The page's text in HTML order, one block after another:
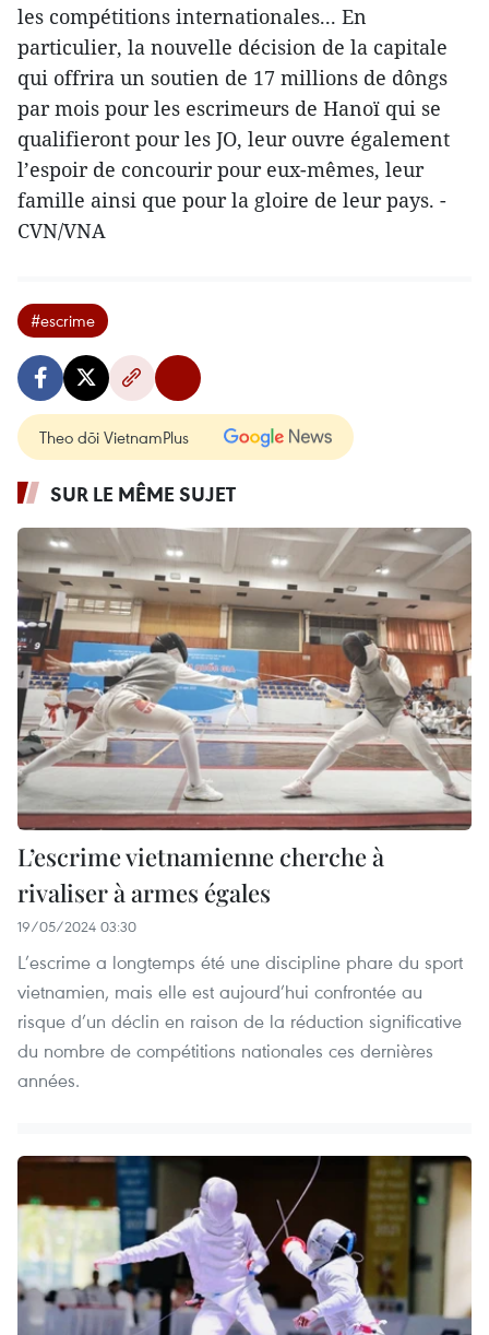
les compétitions internationales... En
particulier, la nouvelle décision de la capitale
qui offrira un soutien de 17 millions de dôngs
par mois pour les escrimeurs de Hanoï qui se
qualifieront pour les JO, leur ouvre également
l’espoir de concourir pour eux-mêmes, leur
famille ainsi que pour la gloire de leur pays. -
CVN/VNA
#escrime
Theo dõi VietnamPlus
SUR LE MÊME SUJET
L’escrime vietnamienne cherche à
rivaliser à armes égales
19/05/2024 03:30
L’escrime a longtemps été une discipline phare du sport
vietnamien, mais elle est aujourd’hui confrontée au
risque d’un déclin en raison de la réduction significative
du nombre de compétitions nationales ces dernières
années.